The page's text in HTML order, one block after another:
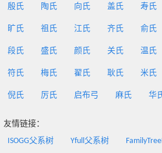
殷氏 陶氏 向氏 盖氏 寿氏
旷氏 祖氏 江氏 齐氏 俞氏
段氏 盛氏 颜氏 关氏 温氏
符氏 梅氏 翟氏 耿氏 米氏
倪氏 厉氏 启布弓 麻氏 华
友情链接：
ISOGG父系树
Yfull父系树